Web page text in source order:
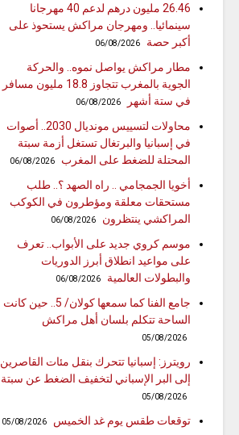
26.46 مليون درهم لدعم 40 مهرجانا
سينمائيا.. ومهرجان مراكش يستحوذ على
أكبر حصة
06/08/2026
مطار مراكش يواصل نموه.. والحركة
الجوية بالمغرب تتجاوز 18.8 مليون مسافر
في ستة أشهر
06/08/2026
محاولات لتسييس مونديال 2030.. أصوات
في إسبانيا والبرتغال تستغل أزمة سبتة
المحتلة للضغط على المغرب
06/08/2026
أخويا الجمجامي .. راه الصهد ؟.. طلب
مستحقات معلقة ومؤطرون في الكوكب
المراكشي ينتظرون
06/08/2026
موسم كروي جديد على الأبواب.. تعرف
على مواعيد انطلاق أبرز الدوريات
والبطولات العالمية
06/08/2026
جامع الفنا كما سمعها كولان/ 5.. حين كانت
الساحة تتكلم بلسان أهل مراكش
05/08/2026
رويترز: إسبانيا تتحرك بنقل مئات القاصرين
إلى البر الإسباني لتخفيف الضغط عن سبتة
05/08/2026
توقعات طقس يوم غد الخميس 05/08/2026